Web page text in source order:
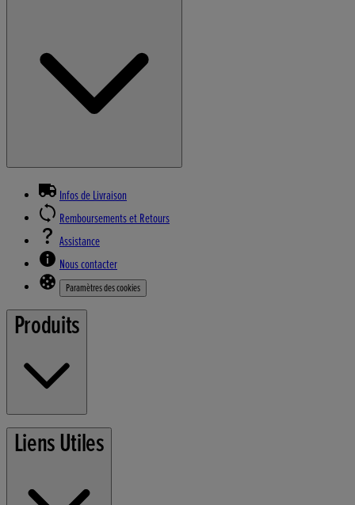
Infos de Livraison
Remboursements et Retours
Assistance
Nous contacter
Paramètres des cookies
Produits
Tondeuses
Outils de Jardin
Liens Utiles